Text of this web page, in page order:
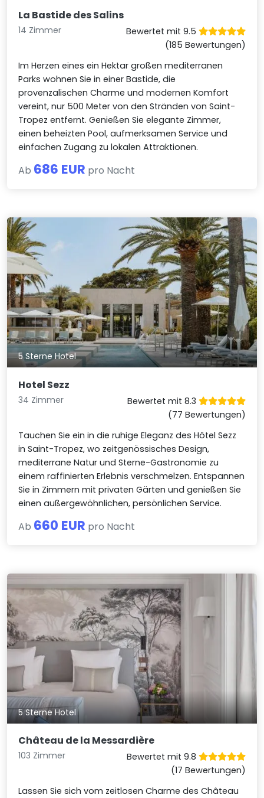
La Bastide des Salins
14 Zimmer
Bewertet mit 9.5
(185 Bewertungen)
Im Herzen eines ein Hektar großen mediterranen
Parks wohnen Sie in einer Bastide, die
provenzalischen Charme und modernen Komfort
vereint, nur 500 Meter von den Stränden von Saint-
Tropez entfernt. Genießen Sie elegante Zimmer,
einen beheizten Pool, aufmerksamen Service und
einfachen Zugang zu lokalen Attraktionen.
Ab 686 EUR pro Nacht
5 Sterne Hotel
Hotel Sezz
34 Zimmer
Bewertet mit 8.3
(77 Bewertungen)
Tauchen Sie ein in die ruhige Eleganz des Hôtel Sezz
in Saint-Tropez, wo zeitgenössisches Design,
mediterrane Natur und Sterne-Gastronomie zu
einem raffinierten Erlebnis verschmelzen. Entspannen
Sie in Zimmern mit privaten Gärten und genießen Sie
einen außergewöhnlichen, persönlichen Service.
Ab 660 EUR pro Nacht
5 Sterne Hotel
Château de la Messardière
103 Zimmer
Bewertet mit 9.8
(17 Bewertungen)
Lassen Sie sich vom zeitlosen Charme des Château